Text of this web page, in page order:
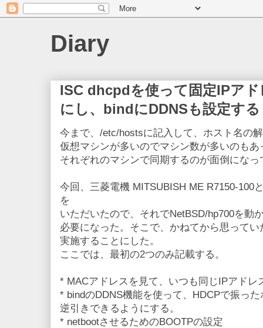
Diary
ISC dhcpdを使って固定IPア
にし、bindにDDNSも設定する
今まで、/etc/hostsに記入して、ホスト名の
仮想マシンが多いのでマシン数が多いのもあ
それぞれのマシンで同期するのが面倒になっ
今回、三菱電機 MITSUBISH ME R7150-100
を
いただいたので、それでNetBSD/hp700を動
必要になった。そこで、かねてから思って
実施することにした。
ここでは、最初の2つのみ記載する。
* MACアドレスを見て、いつも同じIPアドレ
* bindのDDNS機能を使って、HDCPで振っ
逆引きできるようにする。
* netbootさせるためのBOOTPの設定